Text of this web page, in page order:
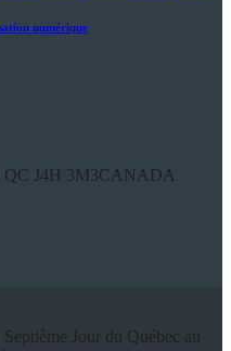
numérique
QC J4H 3M3CANADA
Jour du Québec au